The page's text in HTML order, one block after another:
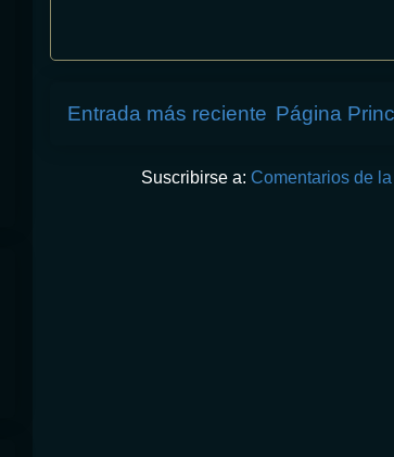
Entrada más reciente Página
Suscribirse a: Comentarios de